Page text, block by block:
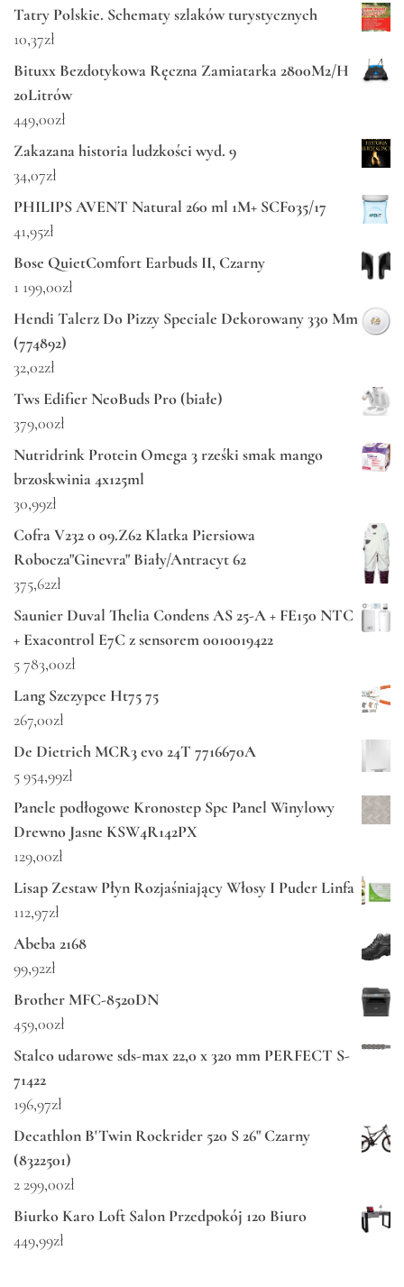
Tatry Polskie. Schematy szlaków turystycznych
10,37zł
Bituxx Bezdotykowa Ręczna Zamiatarka 2800M2/H
20Litrów
449,00zł
Zakazana historia ludzkości wyd. 9
34,07zł
PHILIPS AVENT Natural 260 ml 1M+ SCF035/17
41,95zł
Bose QuietComfort Earbuds II, Czarny
1 199,00zł
Hendi Talerz Do Pizzy Speciale Dekorowany 330 Mm
(774892)
32,02zł
Tws Edifier NeoBuds Pro (białe)
379,00zł
Nutridrink Protein Omega 3 rześki smak mango
brzoskwinia 4x125ml
30,99zł
Cofra V232 0 09.Z62 Klatka Piersiowa
Robocza"Ginevra" Biały/Antracyt 62
375,62zł
Saunier Duval Thelia Condens AS 25-A + FE150 NTC
+ Exacontrol E7C z sensorem 0010019422
5 783,00zł
Lang Szczypce Ht75 75
267,00zł
De Dietrich MCR3 evo 24T 7716670A
5 954,99zł
Panele podłogowe Kronostep Spc Panel Winylowy
Drewno Jasne KSW4R142PX
129,00zł
Lisap Zestaw Płyn Rozjaśniający Włosy I Puder Linfa
112,97zł
Abeba 2168
99,92zł
Brother MFC-8520DN
459,00zł
Stalco udarowe sds-max 22,0 x 320 mm PERFECT S-
71422
196,97zł
Decathlon B'Twin Rockrider 520 S 26" Czarny
(8322501)
2 299,00zł
Biurko Karo Loft Salon Przedpokój 120 Biuro
449,99zł